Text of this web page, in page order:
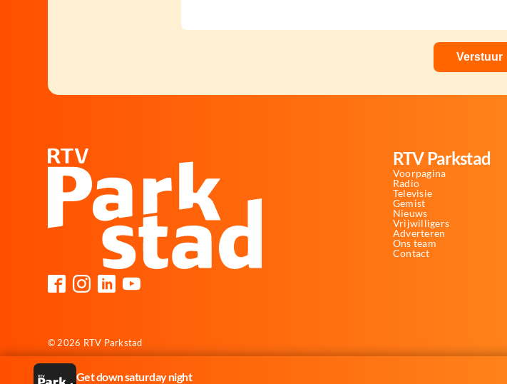
RTV Parkstad
Voorpagina
Radio
Televisie
Gemist
Nieuws
Vrijwilligers
Adverteren
Ons team
Contact
© 2026 RTV Parkstad
Get down saturday night